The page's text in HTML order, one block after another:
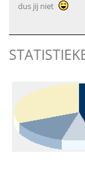
dus jij niet